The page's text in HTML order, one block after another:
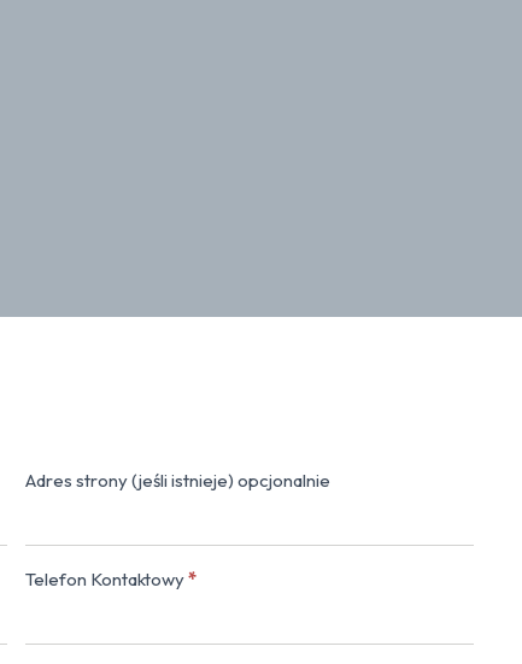
Adres strony (jeśli istnieje) opcjonalnie
Telefon Kontaktowy*